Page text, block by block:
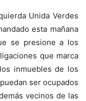
Unida Verdes
esta mañana
se presione a los
que marca
inmuebles de los
ser ocupados
vecinos de las